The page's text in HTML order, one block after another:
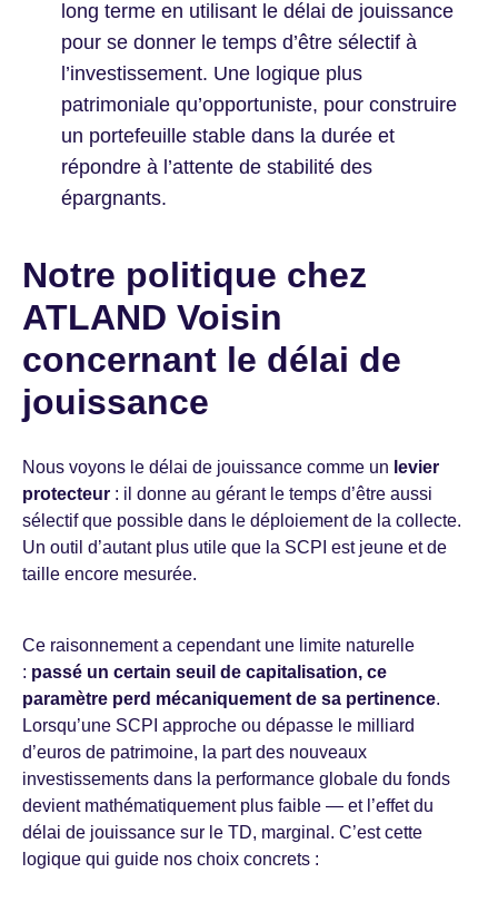
long terme en utilisant le délai de jouissance
pour se donner le temps d’être sélectif à
l’investissement. Une logique plus
patrimoniale qu’opportuniste, pour construire
un portefeuille stable dans la durée et
répondre à l’attente de stabilité des
épargnants.
Notre politique chez
ATLAND Voisin
concernant le délai de
jouissance
Nous voyons le délai de jouissance comme un levier
protecteur : il donne au gérant le temps d’être aussi
sélectif que possible dans le déploiement de la collecte.
Un outil d’autant plus utile que la SCPI est jeune et de
taille encore mesurée.
Ce raisonnement a cependant une limite naturelle
: passé un certain seuil de capitalisation, ce
paramètre perd mécaniquement de sa pertinence.
Lorsqu’une SCPI approche ou dépasse le milliard
d’euros de patrimoine, la part des nouveaux
investissements dans la performance globale du fonds
devient mathématiquement plus faible — et l’effet du
délai de jouissance sur le TD, marginal. C’est cette
logique qui guide nos choix concrets :